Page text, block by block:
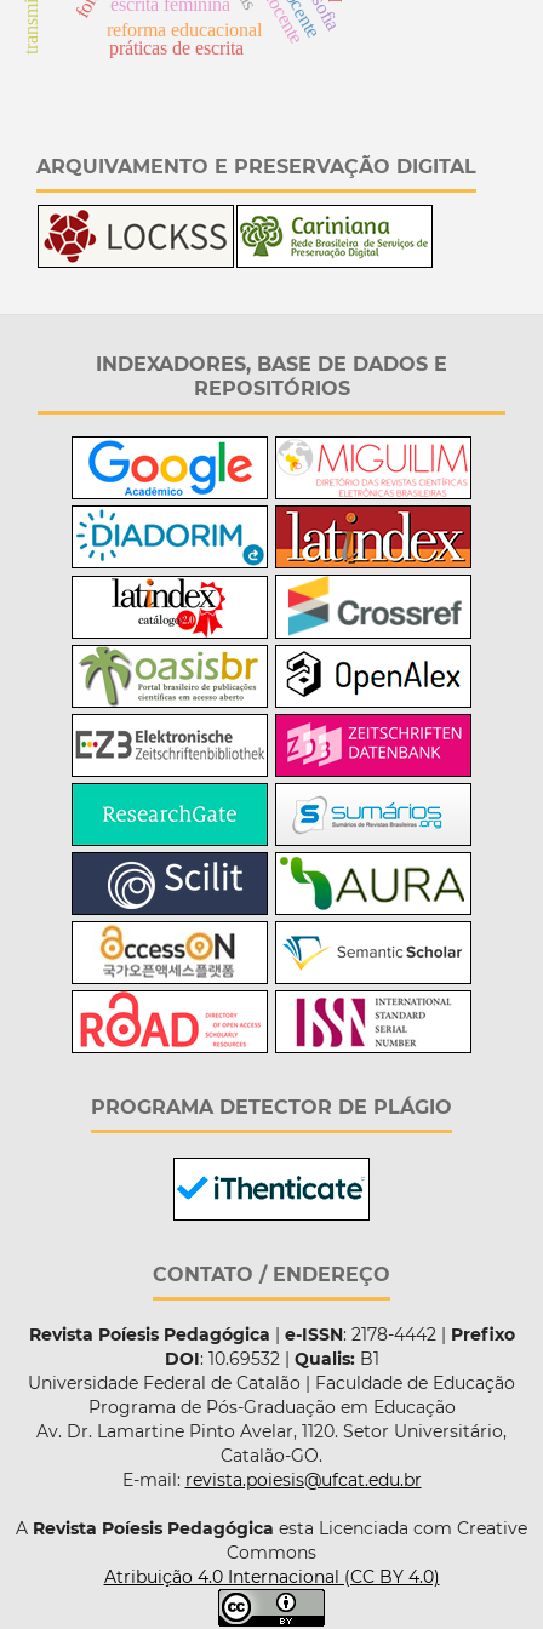
d
e
reforma educacional
práticas de escrita
ARQUIVAMENTO E PRESERVAÇÃO DIGITAL
INDEXADORES, BASE DE DADOS E
REPOSITÓRIOS
PROGRAMA DETECTOR DE PLÁGIO
CONTATO / ENDEREÇO
Revista Poíesis Pedagógica e-ISSN: 2178-4442 | Prefixo
DOI: 10.69532 | Qualis:B1
Universidade Federal de Catalão | Faculdade de Educação
Programa de Pós-Graduação em Educação
Av. Dr. Lamartine Pinto Avelar, 1120. Setor Universitário,
Catalão-GO.
E-mail: revista.poiesis@ufcat.edu.br
A Revista Poíesis Pedagógica esta Licenciada com Creative
Commons
Atribuição 4.0 Internacional (CC BY 4.0)